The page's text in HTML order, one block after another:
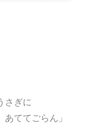
さぎに
ててごらん」